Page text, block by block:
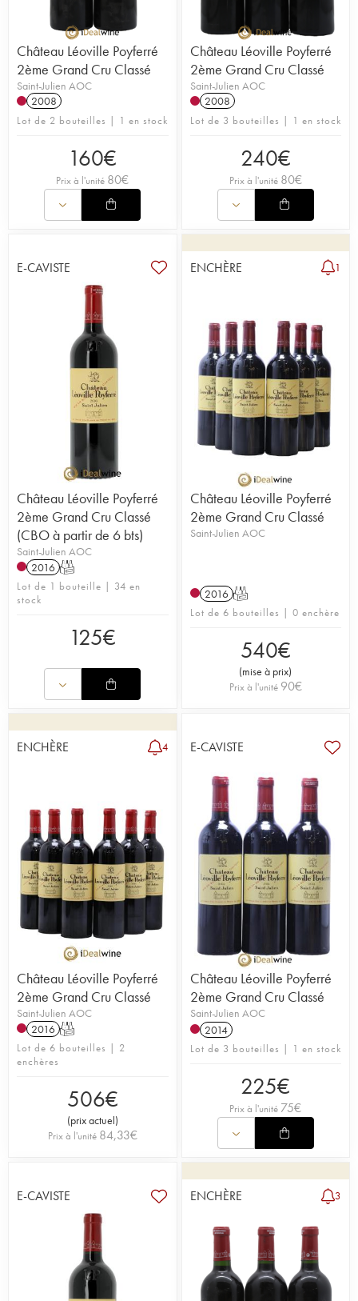
Château Léoville Poyferré
2ème Grand Cru Classé
Saint-Julien AOC
2008
Lot de 2 bouteilles | 1 en stock
160€
Prix à l'unité 80€
Château Léoville Poyferré
2ème Grand Cru Classé
Saint-Julien AOC
2008
Lot de 3 bouteilles | 1 en stock
240€
Prix à l'unité 80€
E-CAVISTE
Château Léoville Poyferré
2ème Grand Cru Classé
(CBO à partir de 6 bts)
Saint-Julien AOC
2016 T
Lot de 1 bouteille | 34 en
stock
125€
ENCHÈRE 1
Château Léoville Poyferré
2ème Grand Cru Classé
Saint-Julien AOC
2016 T
Lot de 6 bouteilles | 0 enchère
540€
(mise à prix)
Prix à l'unité 90€
ENCHÈRE 4
Château Léoville Poyferré
2ème Grand Cru Classé
Saint-Julien AOC
2016 T
Lot de 6 bouteilles | 2
enchères
506€
(prix actuel)
Prix à l'unité 84,33€
E-CAVISTE
Château Léoville Poyferré
2ème Grand Cru Classé
Saint-Julien AOC
2014
Lot de 3 bouteilles | 1 en stock
225€
Prix à l'unité 75€
E-CAVISTE ENCHÈRE 3